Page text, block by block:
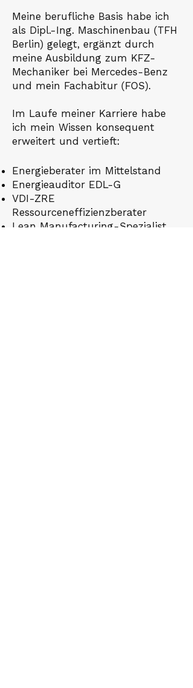
Meine berufliche Basis habe ich
als Dipl.-Ing. Maschinenbau (TFH
Berlin) gelegt, ergänzt durch
meine Ausbildung zum KFZ-
Mechaniker bei Mercedes-Benz
und mein Fachabitur (FOS).
Im Laufe meiner Karriere habe
ich mein Wissen konsequent
erweitert und vertieft:
Energieberater im Mittelstand
Energieauditor EDL-G
VDI-ZRE
Ressourceneffizienzberater
Lean Manufacturing-Spezialist